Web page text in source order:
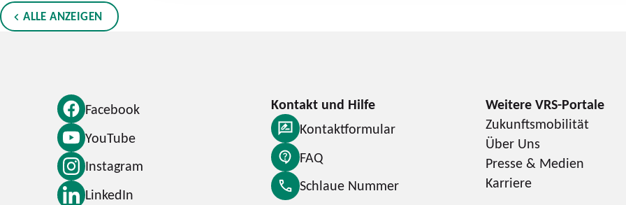
ALLE ANZEIGEN
Facebook
YouTube
Instagram
LinkedIn
Kontaktformular
FAQ
Schlaue Nummer
Zukunftsmobilität
Über Uns
Presse & Medien
Karriere